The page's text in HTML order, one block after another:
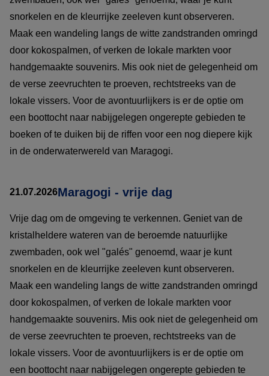
snorkelen en de kleurrijke zeeleven kunt observeren.
Maak een wandeling langs de witte zandstranden omringd
door kokospalmen, of verken de lokale markten voor
handgemaakte souvenirs. Mis ook niet de gelegenheid om
de verse zeevruchten te proeven, rechtstreeks van de
lokale vissers. Voor de avontuurlijkers is er de optie om
een boottocht naar nabijgelegen ongerepte gebieden te
boeken of te duiken bij de riffen voor een nog diepere kijk
in de onderwaterwereld van Maragogi.
21.07.2026Maragogi - vrije dag
Vrije dag om de omgeving te verkennen. Geniet van de
kristalheldere wateren van de beroemde natuurlijke
zwembaden, ook wel "galés" genoemd, waar je kunt
snorkelen en de kleurrijke zeeleven kunt observeren.
Maak een wandeling langs de witte zandstranden omringd
door kokospalmen, of verken de lokale markten voor
handgemaakte souvenirs. Mis ook niet de gelegenheid om
de verse zeevruchten te proeven, rechtstreeks van de
lokale vissers. Voor de avontuurlijkers is er de optie om
een boottocht naar nabijgelegen ongerepte gebieden te